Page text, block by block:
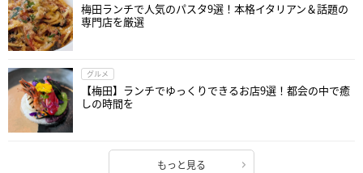
梅田ランチで人気のパスタ9選！本格イタリアン＆話題の
専門店を厳選
グルメ
【梅田】ランチでゆっくりできるお店9選！都会の中で癒
しの時間を
もっと見る